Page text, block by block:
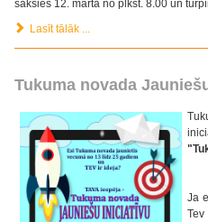
sāksies 12. martā no plkst. 8.00 un
Lasīt tālāk ...
Tukuma novada
Ja